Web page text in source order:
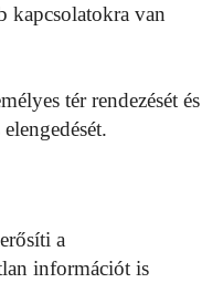
kapcsolatokra van
tér rendezését és
a
információt is